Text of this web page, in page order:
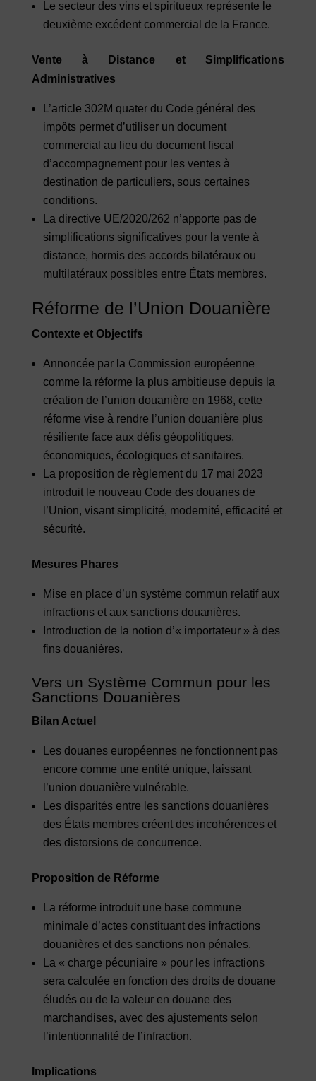
Le secteur des vins et spiritueux représente le
deuxième excédent commercial de la France.
Vente à Distance et Simplifications
Administratives
L’article 302M quater du Code général des
impôts permet d’utiliser un document
commercial au lieu du document fiscal
d’accompagnement pour les ventes à
destination de particuliers, sous certaines
conditions.
La directive UE/2020/262 n’apporte pas de
simplifications significatives pour la vente à
distance, hormis des accords bilatéraux ou
multilatéraux possibles entre États membres.
Réforme de l’Union Douanière
Contexte et Objectifs
Annoncée par la Commission européenne
comme la réforme la plus ambitieuse depuis la
création de l’union douanière en 1968, cette
réforme vise à rendre l’union douanière plus
résiliente face aux défis géopolitiques,
économiques, écologiques et sanitaires.
La proposition de règlement du 17 mai 2023
introduit le nouveau Code des douanes de
l’Union, visant simplicité, modernité, efficacité et
sécurité.
Mesures Phares
Mise en place d’un système commun relatif aux
infractions et aux sanctions douanières.
Introduction de la notion d’« importateur » à des
fins douanières.
Vers un Système Commun pour les
Sanctions Douanières
Bilan Actuel
Les douanes européennes ne fonctionnent pas
encore comme une entité unique, laissant
l’union douanière vulnérable.
Les disparités entre les sanctions douanières
des États membres créent des incohérences et
des distorsions de concurrence.
Proposition de Réforme
La réforme introduit une base commune
minimale d’actes constituant des infractions
douanières et des sanctions non pénales.
La « charge pécuniaire » pour les infractions
sera calculée en fonction des droits de douane
éludés ou de la valeur en douane des
marchandises, avec des ajustements selon
l’intentionnalité de l’infraction.
Implications